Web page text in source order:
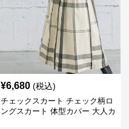
¥6,680 (税込)
チェックスカート チェック柄ロ
ングスカート 体型カバー 大人カ